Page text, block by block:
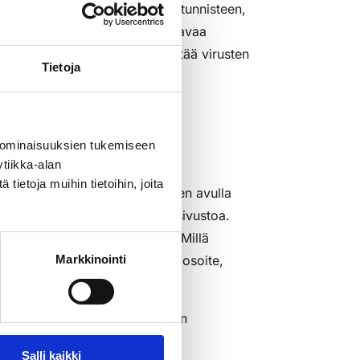
Tietoja
tukemiseen
alan
tietoja muihin tietoihin, joita
Markkinointi
Salli kaikki
nimettömän, numeerisen tunnisteen,
käytetään evästeitä vastaavaa
Niitä ei voida käyttää virusten
yhä parempia. Evästeiden avulla
Rakettitukun verkkosivustoa.
kautta vierailu on linkitetty. Millä
tietoja (mukaan lukien IP-osoite,
jonka sisältö tulee suoraan
vierailusta kulloinkin